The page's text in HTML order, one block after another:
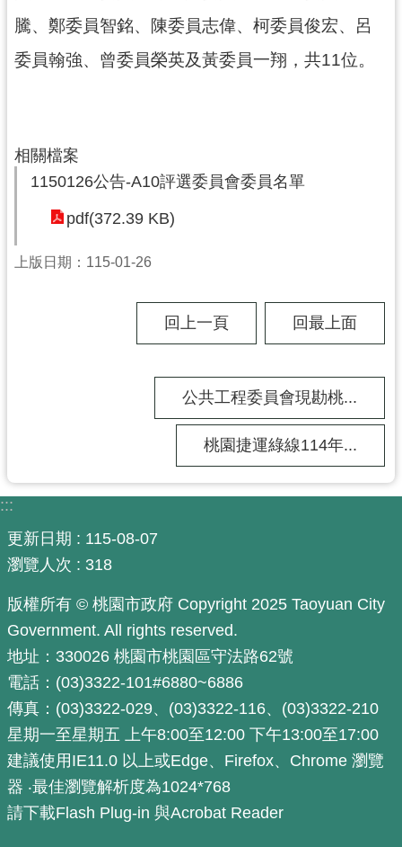
訊
工
廉
政
錄
回
首
網
導
覽
市
政
信
箱
桃
騰、鄭委員智銘、陳委員志偉、柯委員俊宏、呂
委員翰強、曾委員榮英及黃委員一翔，共11位。
相關檔案
1150126公告-A10評選委員會委員名單
pdf(372.39 KB)
上版日期：115-01-26
回上一頁 回最上面
公共工程委員會現勘桃...
桃園捷運綠線114年...
:::
更新日期
115-08-07
瀏覽人次
318
版權所有 © 桃園市政府 Copyright 2025 Taoyuan City
Government. All rights reserved.
地址：330026 桃園市桃園區守法路62號
電話：(03)3322-101#6880~6886
傳真：(03)3322-029、(03)3322-116、(03)3322-210
星期一至星期五 上午8:00至12:00 下午13:00至17:00
建議使用IE11.0 以上或Edge、Firefox、Chrome 瀏覽
器 ‧最佳瀏覽解析度為1024*768
請下載Flash Plug-in 與Acrobat Reader